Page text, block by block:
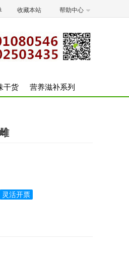
收藏本站 帮助中心
干货 营养滋补系列
灵活开票